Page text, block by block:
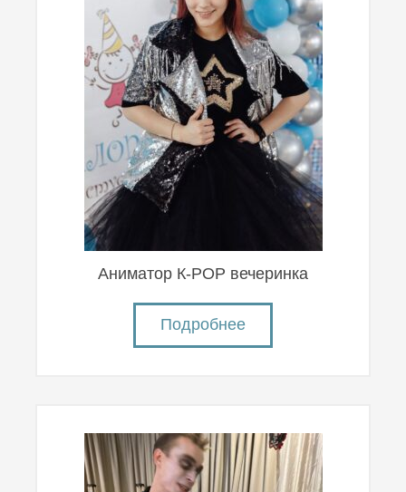
Аниматор К-POP вечеринка
Подробнее